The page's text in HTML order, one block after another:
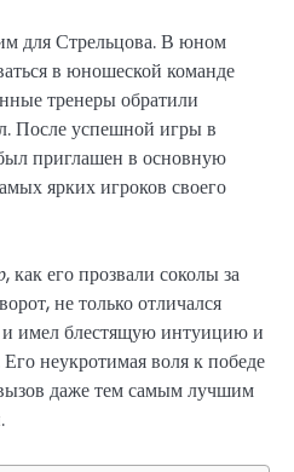
для Стрельцова. В юном
в юношеской команде
тренеры обратили
После успешной игры в
приглашен в основную
ярких игроков своего
, как его прозвали соколы за
не только отличался
имел блестящую интуицию и
неукротимая воля к победе
даже тем самым лучшим